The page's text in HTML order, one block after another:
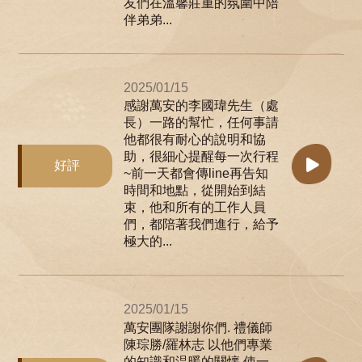
友們在溫馨莊重的氛圍中陪
伴弟弟...
好評
2025/01/15
感謝萬安的李國瑋先生（處
長）一路的幫忙，任何事請
他都很有耐心的說明和協
助，很細心提醒每一次行程
~前一天都會傳line再告知
時間和地點，從開始到結
束，他和所有的工作人員
們，都陪著我們進行，給予
極大的...
2025/01/15
萬安團隊謝謝你們. 禮儀師
陳琮勝/羅林志 以他們專業